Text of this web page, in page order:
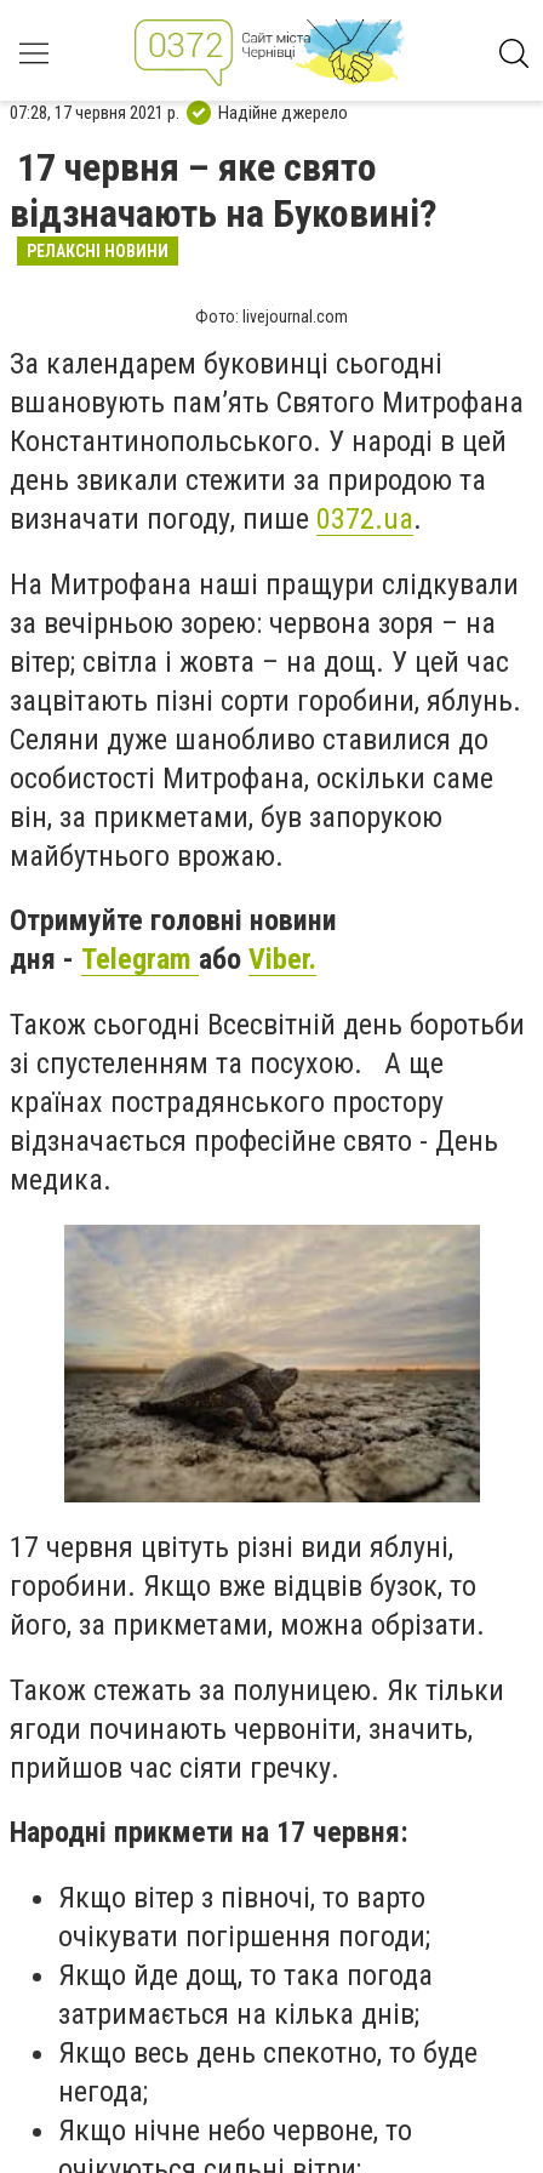
07:28, 17 червня 2021 р. Надійне джерело
17 червня – яке свято
відзначають на Буковині?
РЕЛАКСНІ НОВИНИ
Фото: livejournal.com
За календарем буковинці сьогодні
вшановують пам’ять Святого Митрофана
Константинопольського. У народі в цей
день звикали стежити за природою та
визначати погоду, пише 0372.ua.
На Митрофана наші пращури слідкували
за вечірньою зорею: червона зоря – на
вітер; світла і жовта – на дощ. У цей час
зацвітають пізні сорти горобини, яблунь.
Селяни дуже шанобливо ставилися до
особистості Митрофана, оскільки саме
він, за прикметами, був запорукою
майбутнього врожаю.
Отримуйте головні новини
дня - Telegram або Viber.
Також сьогодні Всесвітній день боротьби
зі спустеленням та посухою. А ще
країнах пострадянського простору
відзначається професійне свято - День
медика.
17 червня цвітуть різні види яблуні,
горобини. Якщо вже відцвів бузок, то
його, за прикметами, можна обрізати.
Також стежать за полуницею. Як тільки
ягоди починають червоніти, значить,
прийшов час сіяти гречку.
Народні прикмети на 17 червня:
Якщо вітер з півночі, то варто
очікувати погіршення погоди;
Якщо йде дощ, то така погода
затримається на кілька днів;
Якщо весь день спекотно, то буде
негода;
Якщо нічне небо червоне, то